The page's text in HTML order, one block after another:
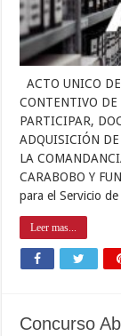
ACTO UNICO
CONTENTIVO
PARTICIPAR,
ADQUISICIÓN
LA
CARABOBO Y
para el Servicio
Leer mas...
Concurso